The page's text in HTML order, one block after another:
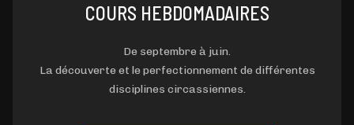
COURS HEBDOMADAIRES
De septembre à juin.
La découverte et le perfectionnement de différentes
disciplines circassiennes.